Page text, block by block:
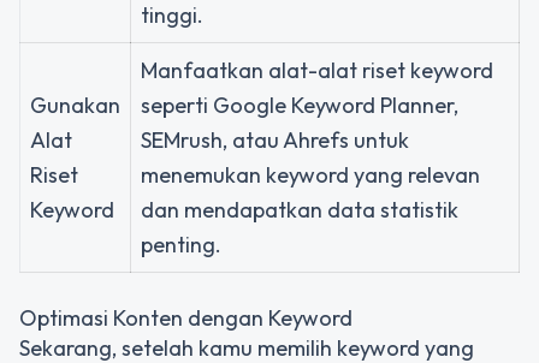
tinggi.
Gunakan
Alat
Riset
Keyword
Manfaatkan alat-alat riset keyword
seperti Google Keyword Planner,
SEMrush, atau Ahrefs untuk
menemukan keyword yang relevan
dan mendapatkan data statistik
penting.
Optimasi Konten dengan Keyword
Sekarang, setelah kamu memilih keyword yang